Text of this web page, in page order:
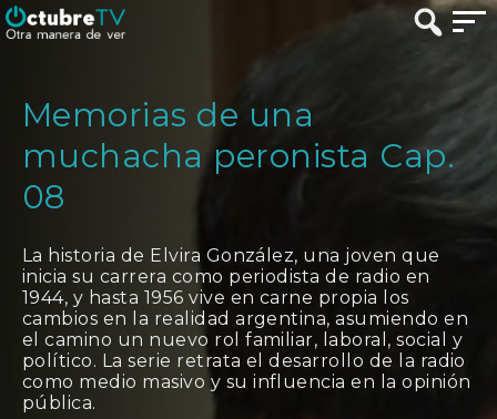
Memorias de una
muchacha peronista Cap.
08
La historia de Elvira González, una joven que
inicia su carrera como periodista de radio en
1944, y hasta 1956 vive en carne propia los
cambios en la realidad argentina, asumiendo en
el camino un nuevo rol familiar, laboral, social y
político. La serie retrata el desarrollo de la radio
como medio masivo y su influencia en la opinión
pública.